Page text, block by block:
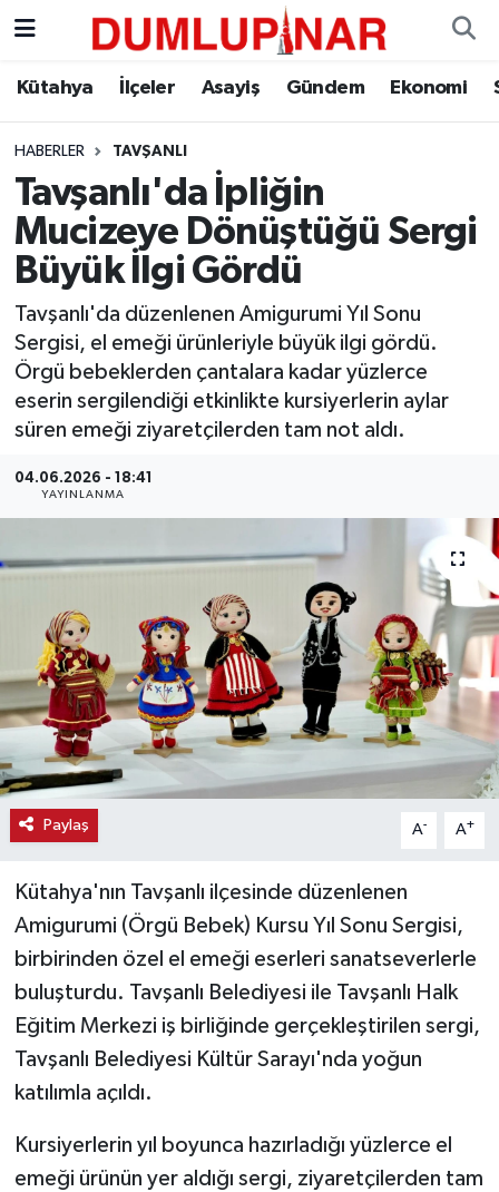
Kütahya İlçeler Asayiş Gündem Ekonomi
HABERLER TAVŞANLI
Tavşanlı'da İpliğin
Mucizeye Dönüştüğü Sergi
Büyük İlgi Gördü
Tavşanlı'da düzenlenen Amigurumi Yıl Sonu
Sergisi, el emeği ürünleriyle büyük ilgi gördü.
Örgü bebeklerden çantalara kadar yüzlerce
eserin sergilendiği etkinlikte kursiyerlerin aylar
süren emeği ziyaretçilerden tam not aldı.
04.06.2026 - 18:41
YAYINLANMA
Paylaş A- A+
Kütahya'nın Tavşanlı ilçesinde düzenlenen
Amigurumi (Örgü Bebek) Kursu Yıl Sonu Sergisi,
birbirinden özel el emeği eserleri sanatseverlerle
buluşturdu. Tavşanlı Belediyesi ile Tavşanlı Halk
Eğitim Merkezi iş birliğinde gerçekleştirilen sergi,
Tavşanlı Belediyesi Kültür Sarayı'nda yoğun
katılımla açıldı.
Kursiyerlerin yıl boyunca hazırladığı yüzlerce el
emeği ürünün yer aldığı sergi, ziyaretçilerden tam
Asayiş
Diğer
Dünya
Eğitim
Ekonomi
Eleman
Emlak
Gündem
Kültür-Sanat
Magazin
Resmi İlanlar
Sağlık
Seri İlan
Siyaset
Spor
Teknoloji
Vasıta
Kütahya Hava Durumu
Kütahya Trafik Yoğunluk Haritası
Süper Lig Puan Durumu ve Fikstür
Tüm Manşetler
Son Dakika Haberleri
Haber Arşivi